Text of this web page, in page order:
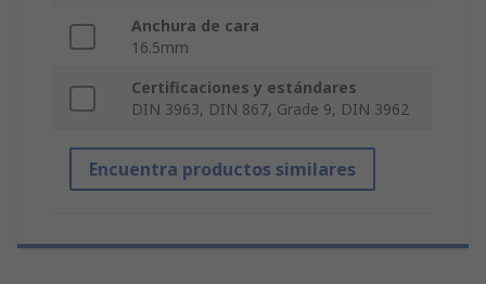
Anchura de cara
16.5mm
Certificaciones y estándares
DIN 3963, DIN 867, Grade 9, DIN 3962
Encuentra productos similares